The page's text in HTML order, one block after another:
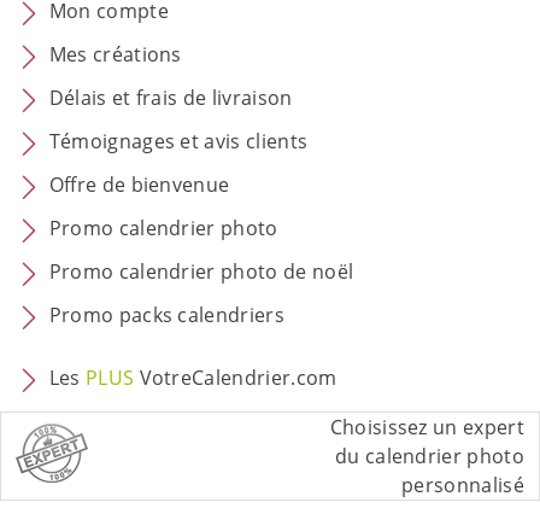
Mon compte
Mes créations
Délais et frais de livraison
Témoignages et avis clients
Offre de bienvenue
Promo calendrier photo
Promo calendrier photo de noël
Promo packs calendriers
Les PLUS VotreCalendrier.com
Choisissez un expert
du calendrier photo
personnalisé